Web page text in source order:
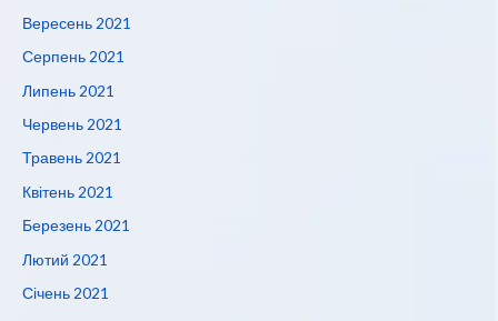
Вересень 2021
Серпень 2021
Липень 2021
Червень 2021
Травень 2021
Квітень 2021
Березень 2021
Лютий 2021
Січень 2021